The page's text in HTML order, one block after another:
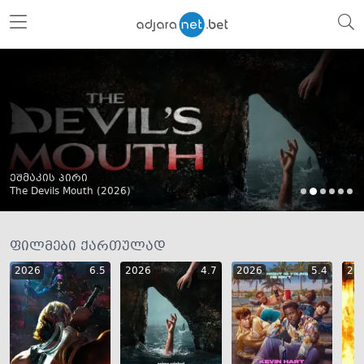
ეშმაკის პირი
The Devils Mouth (2026)
ფილმები ქართულად
2026 6.5 2026 4.7 2026 5.4